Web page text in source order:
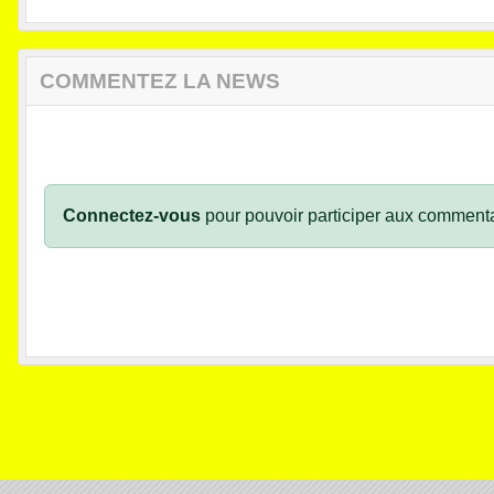
COMMENTEZ LA NEWS
Connectez-vous pour pouvoir participer aux